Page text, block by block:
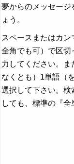
夢からのメッセージ
ょう。
スペースまたはカン
全角でも可）で区切
力してください。
なくとも）1単語（
選択して下さい。検
しても、標準の『全